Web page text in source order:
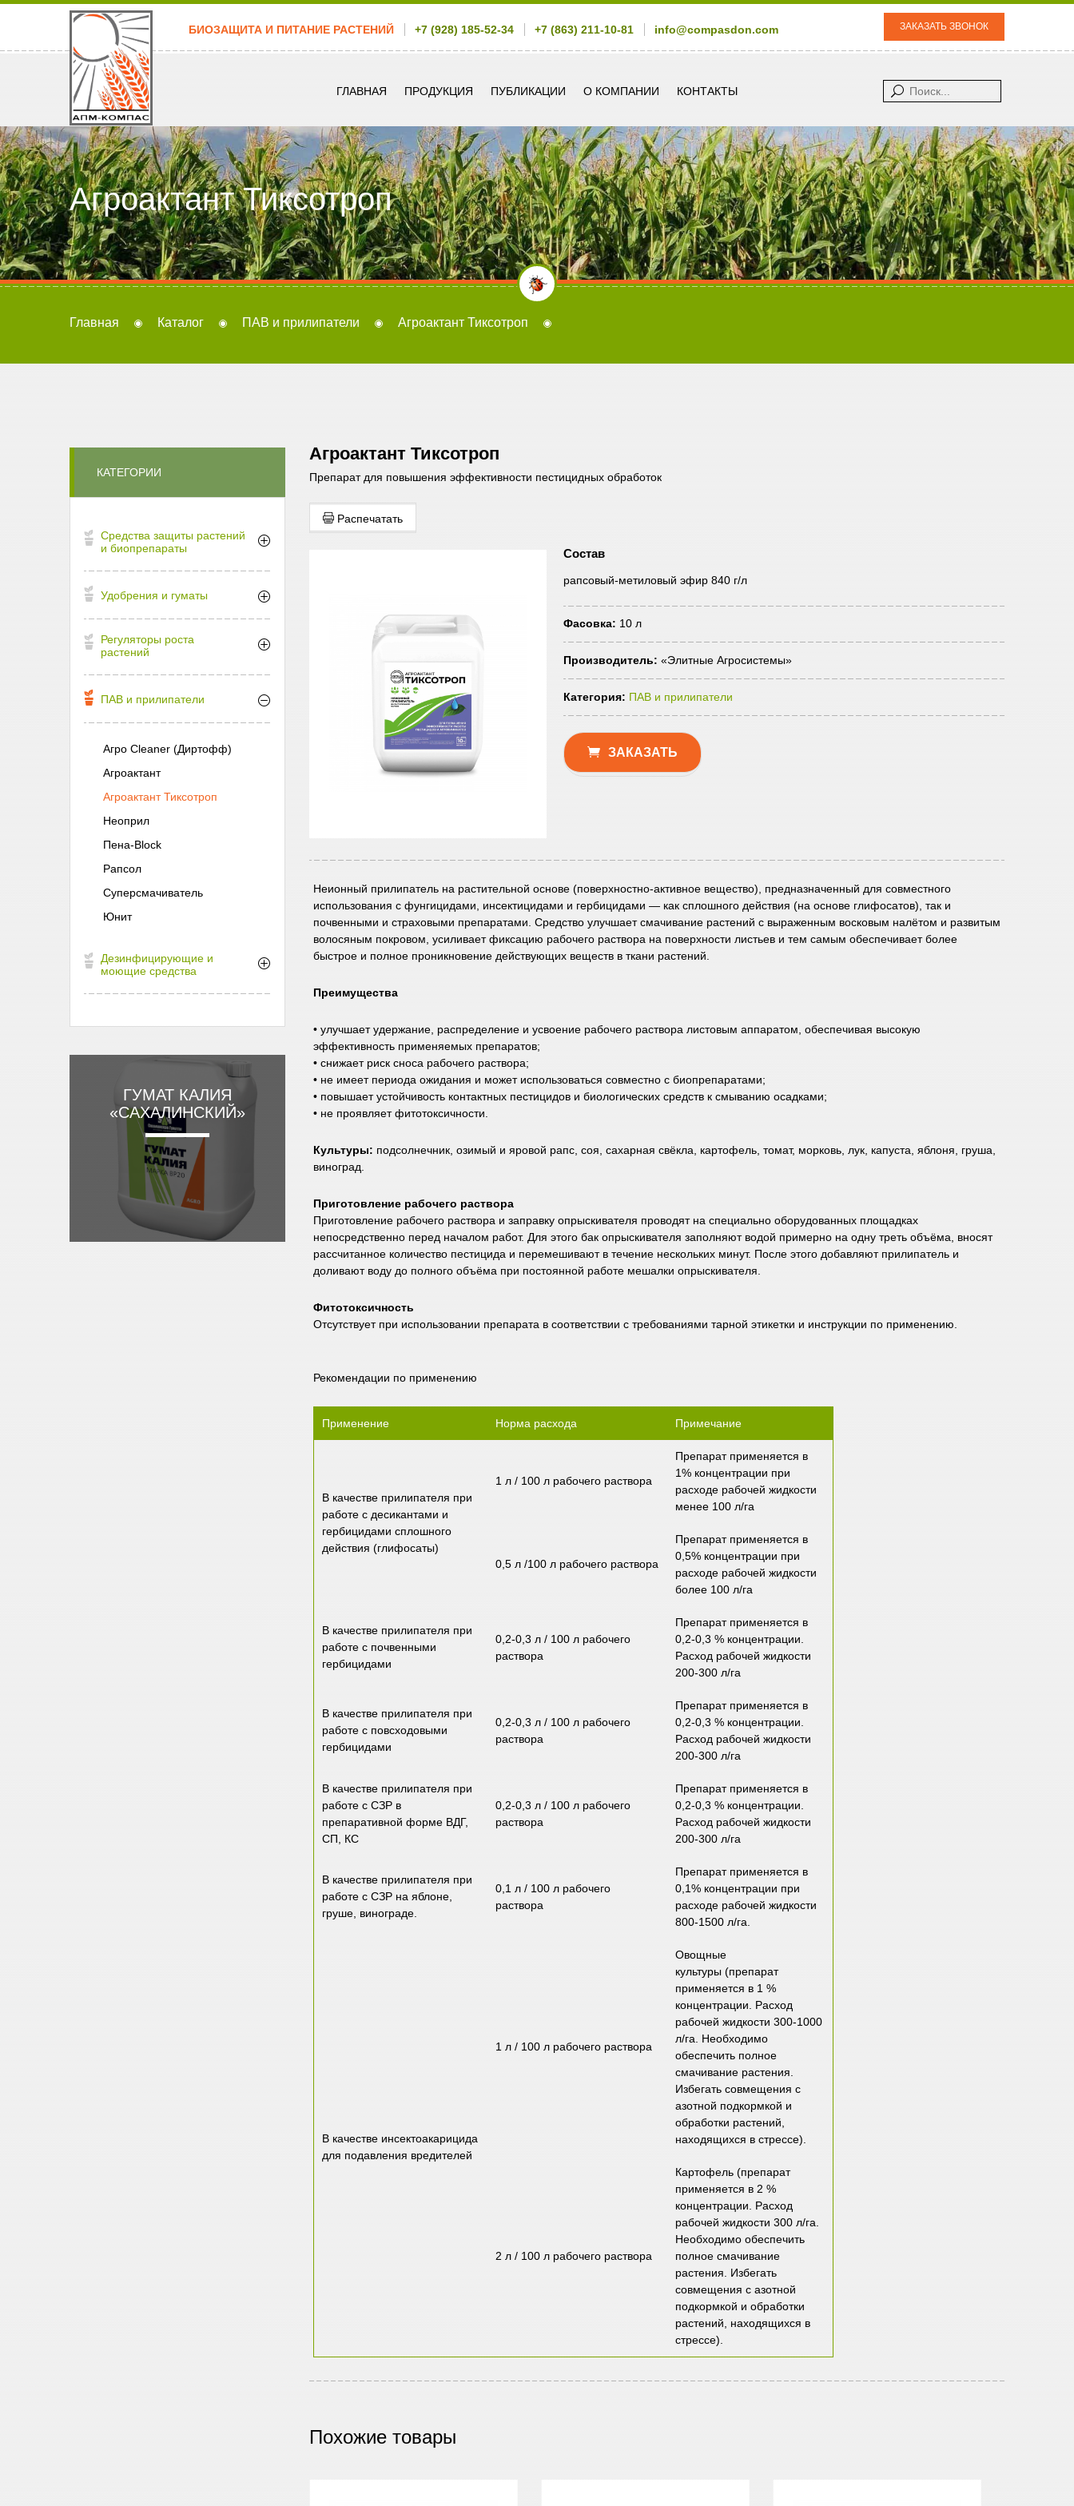
БИОЗАЩИТА И ПИТАНИЕ РАСТЕНИЙ +7 (928) 185-52-34 +7 (863) 211-10-81 info@compasdon.com ЗАКАЗАТЬ ЗВОНОК
ГЛАВНАЯ ПРОДУКЦИЯ ПУБЛИКАЦИИ О КОМПАНИИ КОНТАКТЫ Поиск...
Агроактант Тиксотроп
Главная Каталог ПАВ и прилипатели Агроактант Тиксотроп
Агроактант Тиксотроп
Препарат для повышения эффективности пестицидных обработок
Распечатать
Состав
рапсовый-метиловый эфир 840 г/л
Фасовка: 10 л
Производитель: «Элитные Агросистемы»
Категория: ПАВ и прилипатели
ЗАКАЗАТЬ
Неионный прилипатель на растительной основе (поверхностно-активное вещество), предназначенный для совместного
использования с фунгицидами, инсектицидами и гербицидами — как сплошного действия (на основе глифосатов), так и
почвенными и страховыми препаратами. Средство улучшает смачивание растений с выраженным восковым налётом и развитым
волосяным покровом, усиливает фиксацию рабочего раствора на поверхности листьев и тем самым обеспечивает более
быстрое и полное проникновение действующих веществ в ткани растений.
Преимущества
• улучшает удержание, распределение и усвоение рабочего раствора листовым аппаратом, обеспечивая высокую
эффективность применяемых препаратов;
• снижает риск сноса рабочего раствора;
• не имеет периода ожидания и может использоваться совместно с биопрепаратами;
• повышает устойчивость контактных пестицидов и биологических средств к смыванию осадками;
• не проявляет фитотоксичности.
Культуры: подсолнечник, озимый и яровой рапс, соя, сахарная свёкла, картофель, томат, морковь, лук, капуста, яблоня, груша,
виноград.
Приготовление рабочего раствора
Приготовление рабочего раствора и заправку опрыскивателя проводят на специально оборудованных площадках
непосредственно перед началом работ. Для этого бак опрыскивателя заполняют водой примерно на одну треть объёма, вносят
рассчитанное количество пестицида и перемешивают в течение нескольких минут. После этого добавляют прилипатель и
доливают воду до полного объёма при постоянной работе мешалки опрыскивателя.
Фитотоксичность
Отсутствует при использовании препарата в соответствии с требованиями тарной этикетки и инструкции по применению.
Рекомендации по применению
Применение Норма расхода Примечание
В качестве прилипателя при
работе с десикантами и
гербицидами сплошного
действия (глифосаты)
1 л / 100 л рабочего раствора
Препарат применяется в
1% концентрации при
расходе рабочей жидкости
менее 100 л/га
0,5 л /100 л рабочего раствора
Препарат применяется в
0,5% концентрации при
расходе рабочей жидкости
более 100 л/га
В качестве прилипателя при
работе с почвенными
гербицидами
0,2-0,3 л / 100 л рабочего
раствора
Препарат применяется в
0,2-0,3 % концентрации.
Расход рабочей жидкости
200-300 л/га
В качестве прилипателя при
работе с повсходовыми
гербицидами
0,2-0,3 л / 100 л рабочего
раствора
Препарат применяется в
0,2-0,3 % концентрации.
Расход рабочей жидкости
200-300 л/га
В качестве прилипателя при
работе с СЗР в
препаративной форме ВДГ,
СП, КС
0,2-0,3 л / 100 л рабочего
раствора
Препарат применяется в
0,2-0,3 % концентрации.
Расход рабочей жидкости
200-300 л/га
В качестве прилипателя при
работе с СЗР на яблоне,
груше, винограде.
0,1 л / 100 л рабочего
раствора
Препарат применяется в
0,1% концентрации при
расходе рабочей жидкости
800-1500 л/га.
В качестве инсектоакарицида
для подавления вредителей
1 л / 100 л рабочего раствора
Овощные
культуры (препарат
применяется в 1 %
концентрации. Расход
рабочей жидкости 300-1000
л/га. Необходимо
обеспечить полное
смачивание растения.
Избегать совмещения с
азотной подкормкой и
обработки растений,
находящихся в стрессе).
2 л / 100 л рабочего раствора
Картофель (препарат
применяется в 2 %
концентрации. Расход
рабочей жидкости 300 л/га.
Необходимо обеспечить
полное смачивание
растения. Избегать
совмещения с азотной
подкормкой и обработки
растений, находящихся в
стрессе).
Похожие товары
КАТЕГОРИИ
Средства защиты растений
и биопрепараты
Удобрения и гуматы
Регуляторы роста
растений
ПАВ и прилипатели
Агро Cleaner (Диртофф)
Агроактант
Агроактант Тиксотроп
Неоприл
Пена-Block
Рапсол
Суперсмачиватель
Юнит
Дезинфицирующие и
моющие средства
ГУМАТ КАЛИЯ
«САХАЛИНСКИЙ»